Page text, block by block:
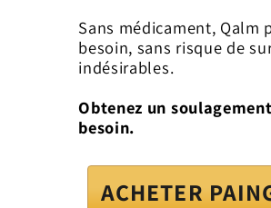
Sans médicament,
besoin, sans risque de
indésirables.
Obtenez un
besoin.
ACHETER